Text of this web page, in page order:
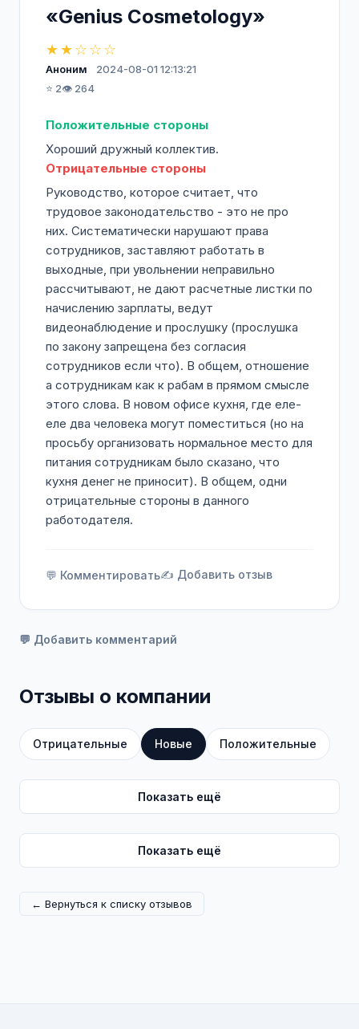
«Genius Cosmetology»
★★☆☆☆
Аноним
2024-08-01 12:13:21
⭐ 2👁️ 264
Положительные стороны
Хороший дружный коллектив.
Отрицательные стороны
Руководство, которое считает, что
трудовое законодательство - это не про
них. Систематически нарушают права
сотрудников, заставляют работать в
выходные, при увольнении неправильно
рассчитывают, не дают расчетные листки по
начислению зарплаты, ведут
видеонаблюдение и прослушку (прослушка
по закону запрещена без согласия
сотрудников если что). В общем, отношение
а сотрудникам как к рабам в прямом смысле
этого слова. В новом офисе кухня, где еле-
еле два человека могут поместиться (но на
просьбу организовать нормальное место для
питания сотрудникам было сказано, что
кухня денег не приносит). В общем, одни
отрицательные стороны в данного
работодателя.
💬 Комментировать✍️ Добавить отзыв
💬 Добавить комментарий
Отзывы о компании
Отрицательные Новые Положительные
Показать ещё
Показать ещё
← Вернуться к списку отзывов